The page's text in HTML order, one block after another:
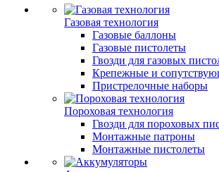
Газовая технология
Газовые баллоны
Газовые пистолеты
Гвозди для газовых
Крепежные и
Пристрелочные наборы
Пороховая технология
Гвозди для пороховых
Монтажные патроны
Монтажные пистолеты